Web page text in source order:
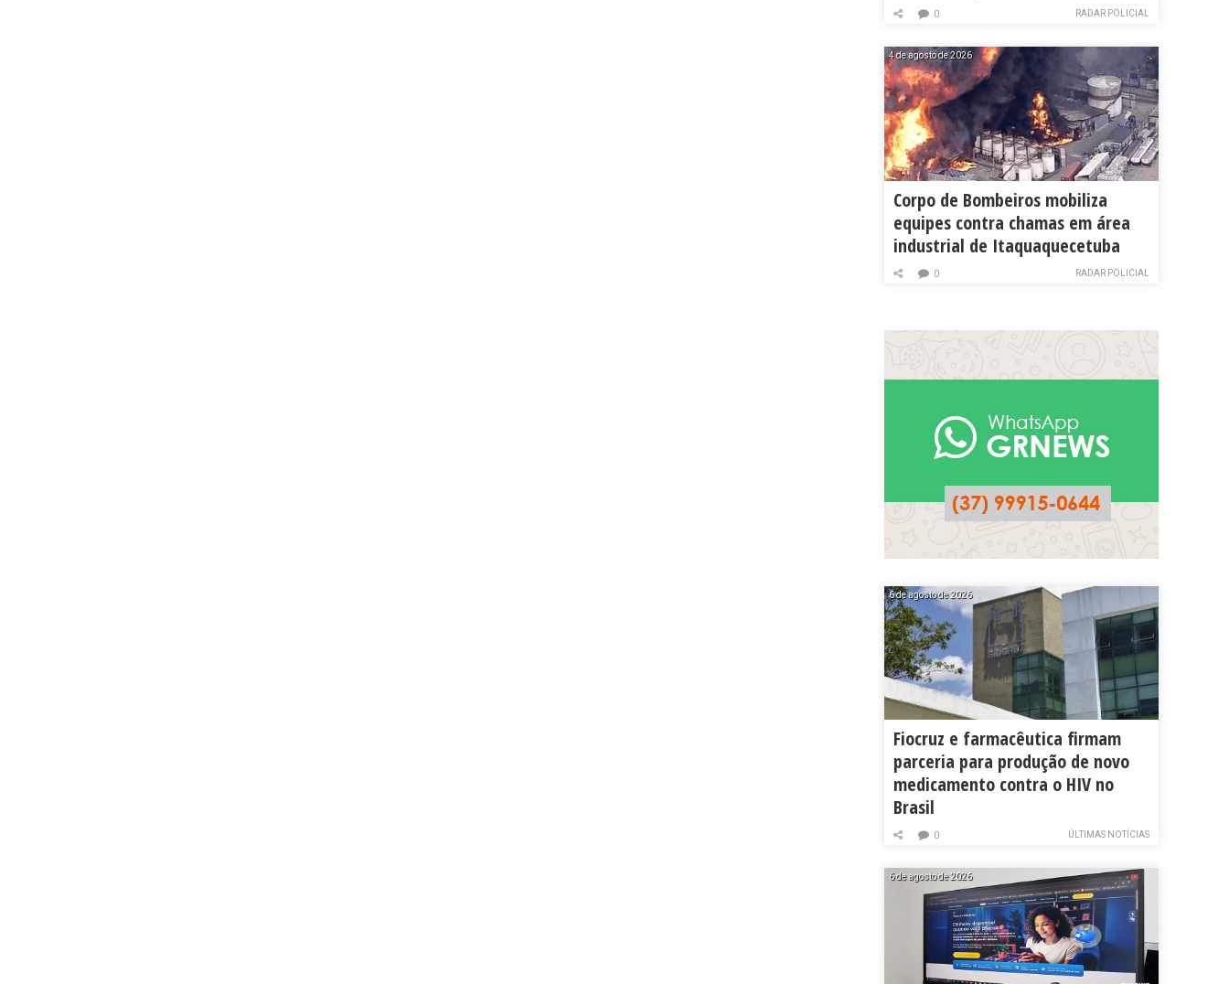
RADAR POLICIAL
0
4 de agosto de 2026
Corpo de Bombeiros mobiliza
equipes contra chamas em área
industrial de Itaquaquecetuba
RADAR POLICIAL
0
6 de agosto de 2026
Fiocruz e farmacêutica firmam
parceria para produção de novo
medicamento contra o HIV no
Brasil
ÚLTIMAS NOTÍCIAS
0
6 de agosto de 2026